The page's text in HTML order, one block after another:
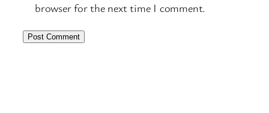
browser for the next time I comment.